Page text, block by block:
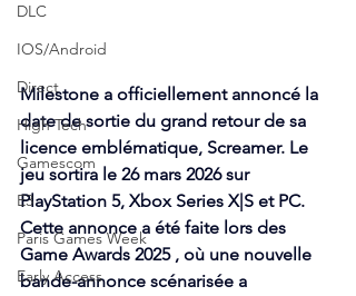
DLC
IOS/Android
Direct
High Tech
Gamescom
E3
Paris Games Week
Early Access
Milestone a officiellement annoncé la
date de sortie du grand retour de sa
licence emblématique, Screamer. Le
jeu sortira le 26 mars 2026 sur
PlayStation 5, Xbox Series X|S et PC.
Cette annonce a été faite lors des
Game Awards 2025 , où une nouvelle
bande-annonce scénarisée a